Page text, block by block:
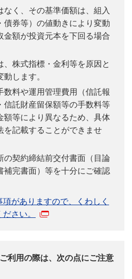
なく、その基準価額は、組入
債券等）の値動きにより変動
金額が投資元本を下回る場合
、株式指標・金利等を原因と
します。
数料や運用管理費用（信託報
信託財産留保額等の手数料等
額等により異なるため、具体
を記載することができませ
の契約締結前交付書面（目論
補完書面）等を十分にご確認
がありますので、くわしく
さい。
利用の際は、次の点にご注意